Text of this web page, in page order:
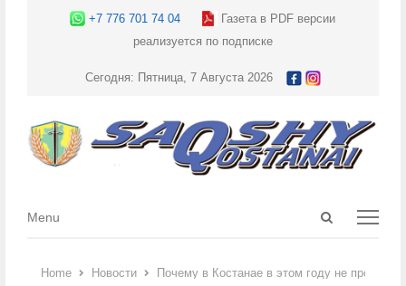
+7 776 701 74 04
Газета в PDF версии
реализуется по подписке
Сегодня: Пятница, 7 Августа 2026
Open
Menu
Menu
Home Новости Почему в Костанае в этом году не